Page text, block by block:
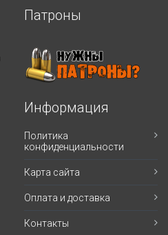
Патроны
Информация
Политика
конфиденциальности
Карта сайта
Оплата и доставка
Контакты